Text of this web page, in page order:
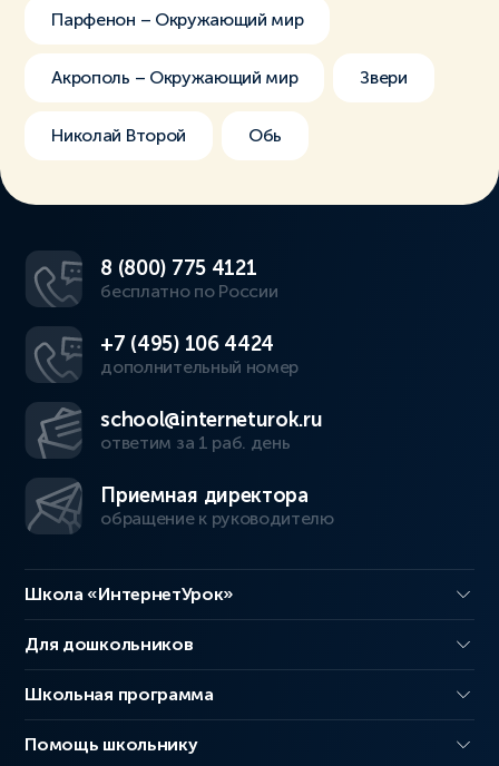
Парфенон – Окружающий мир
Акрополь – Окружающий мир Звери
Николай Второй Обь
8 (800) 775 4121
бесплатно по России
+7 (495) 106 4424
дополнительный номер
school@interneturok.ru
ответим за 1 раб. день
Приемная директора
обращение к руководителю
Школа «ИнтернетУрок»
Для дошкольников
Школьная программа
Помощь школьнику